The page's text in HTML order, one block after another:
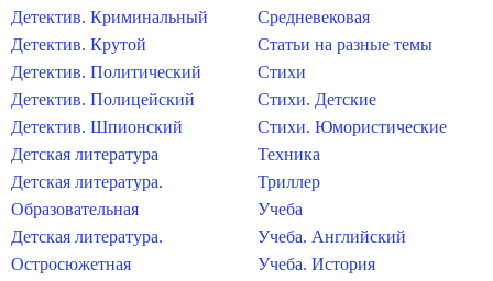
Детектив. Криминальный
Детектив. Крутой
Детектив. Политический
Детектив. Полицейский
Детектив. Шпионский
Детская литература
Детская литература.
Образовательная
Детская литература.
Остросюжетная
Средневековая
Статьи на разные темы
Стихи
Стихи. Детские
Стихи. Юмористические
Техника
Триллер
Учеба
Учеба. Английский
Учеба. История